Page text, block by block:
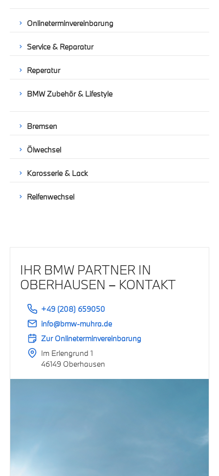
Onlineterminvereinbarung
Service & Reparatur
Reperatur
BMW Zubehör & Lifestyle
Bremsen
Ölwechsel
Karosserie & Lack
Reifenwechsel
IHR BMW PARTNER IN
OBERHAUSEN – KONTAKT
+49 (208) 659050
info@bmw-muhra.de
Zur Onlineterminvereinbarung
Im Erlengrund 1
46149 Oberhausen